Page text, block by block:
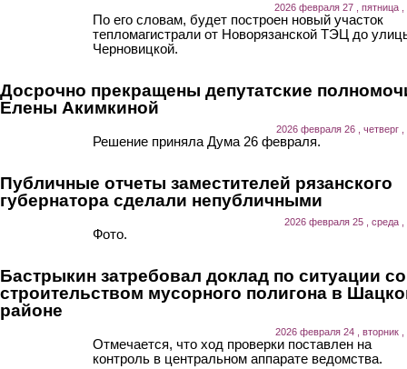
2026 февраля 27 , пятница ,
По его словам, будет построен новый участок
тепломагистрали от Новорязанской ТЭЦ до
Черновицкой.
Досрочно прекращены депутатские
Елены Акимкиной
2026 февраля 26 , четверг ,
Решение приняла Дума 26 февраля.
Публичные отчеты заместителей рязанского
губернатора сделали непубличными
2026 февраля 25 , среда ,
Фото.
Бастрыкин затребовал доклад по ситуации со
строительством мусорного полигона в
районе
2026 февраля 24 , вторник ,
Отмечается, что ход проверки поставлен на
контроль в центральном аппарате ведомства.